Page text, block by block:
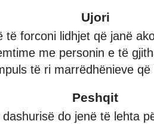
Ujori
të forconi lidhjet që janë
me personin e të
të ri marrëdhënieve që
Peshqit
dashurisë do jenë të lehta